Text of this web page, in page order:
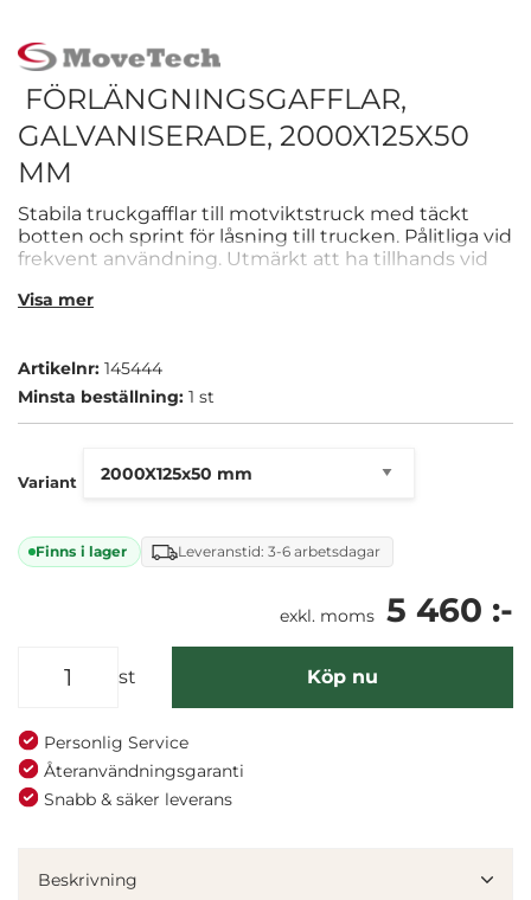
Denna webbplats använder cookies
för sociala medier och analysera vår trafik. Vi
FÖRLÄNGNINGSGAFFLAR,
GALVANISERADE, 2000X125X50
MM
Stabila truckgafflar till motviktstruck med täckt
botten och sprint för låsning till trucken. Pålitliga vid
frekvent användning. Utmärkt att ha tillhands vid
Visa mer
Artikelnr: 145444
Minsta beställning: 1 st
Variant
Finns i lager Leveranstid: 3-6 arbetsdagar
exkl. moms 5 460 :-
st Köp nu
Personlig Service
Återanvändningsgaranti
Snabb & säker leverans
Beskrivning